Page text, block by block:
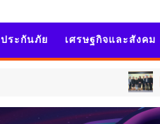
ประกันภัย เศรษฐกิจและสังคม
วิจัย เทคโนโลยี และนวัตกรรม